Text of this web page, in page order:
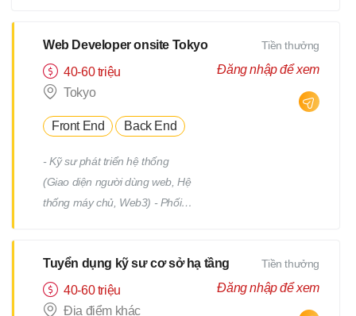
triển Quản lý: Chất lượng
(Quality) Tiến độ (Progress)
Thời hạn (Deadline)
Web Developer onsite Tokyo
40-60 triệu
Tokyo
Front End Back End
- Kỹ sư phát triển hệ thống
(Giao diện người dùng web, Hệ
thống máy chủ, Web3) - Phối
chính hoặc từng địa điểm dự án
(trong phạm vi 23 quận của
Tokyo) *Việc chuyển giao dự án
Tiền thưởng
Đăng nhập để xem
Tuyển dụng kỹ sư cơ sở hạ tầng
40-60 triệu
Địa điểm khác
Tiền thưởng
Đăng nhập để xem